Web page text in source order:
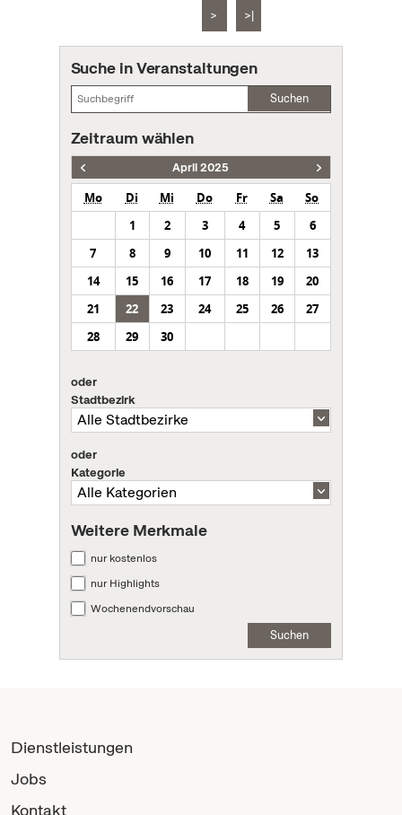
> >|
Suche in Veranstaltungen
Suchen
Zeitraum wählen
April 2025
Mo Di Mi Do Fr Sa
So
1
2 3 4 5
6
7
8 9 10 11 12
13
14
15 16 17 18 19
20
21
22 23 24 25 26
27
28
29 30
oder
Stadtbezirk
oder
Kategorie
Weitere Merkmale
nur kostenlos
nur Highlights
Wochenendvorschau
Suchen
Dienstleistungen
Jobs
Kontakt